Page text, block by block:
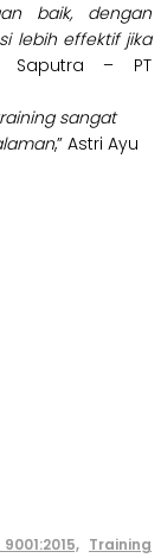
baik, dengan
lebih effektif jika
Saputra – PT
sangat
,” Astri Ayu
Training